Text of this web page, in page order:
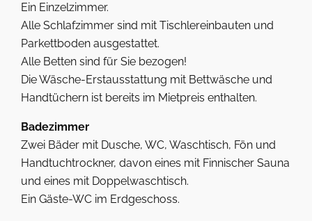
Ein Einzelzimmer.
Alle Schlafzimmer sind mit Tischlereinbauten und
Parkettboden ausgestattet.
Alle Betten sind für Sie bezogen!
Die Wäsche-Erstausstattung mit Bettwäsche und
Handtüchern ist bereits im Mietpreis enthalten.
Badezimmer
Zwei Bäder mit Dusche, WC, Waschtisch, Fön und
Handtuchtrockner, davon eines mit Finnischer Sauna
und eines mit Doppelwaschtisch.
Ein Gäste-WC im Erdgeschoss.